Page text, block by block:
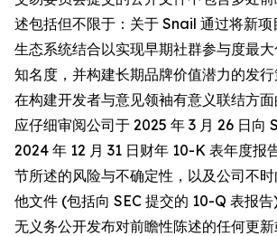
述包括但不限于：关于 Snail 通过将新
生态系统结合以实现早期社群参与度最
知名度，并构建长期品牌价值潜力的发
在构建开发者与意见领袖有意义联结方
应仔细审阅公司于 2025 年 3 月 26 日向
2024 年 12 月 31 日财年 10-K 表年度报
节所述的风险与不确定性，以及公司不
他文件 (包括向 SEC 提交的 10-Q 表报告
无义务公开发布对前瞻性陈述的任何更